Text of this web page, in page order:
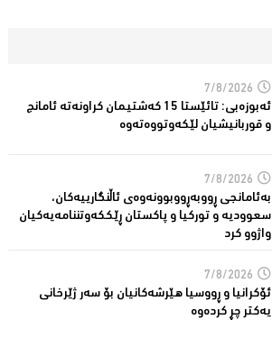
7/8/2026
ئەبوزەبی: تائێستا 15 كەشتیمان كراونەتە ئامانج
و قوربانیشیان لێكەوتووەتەوە
7/8/2026
بەئامانجی ڕووبەڕووبوونەوەی ئاڵنگارییەكان،
سعوودیە و توركیا و پاكستان ڕێككەوتننامەیەکیان
واژوو كرد
7/8/2026
ئۆكرانیا و ڕووسیا هێرشەكانیان بۆ سەر ژێرخانی
یەكتر چڕ كردەوە